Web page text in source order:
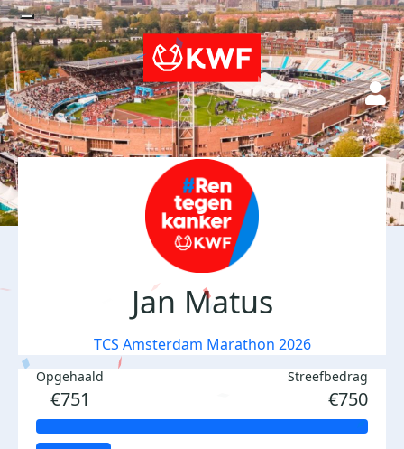
Jan Matus
TCS Amsterdam Marathon 2026
Opgehaald
€751
Streefbedrag
€750